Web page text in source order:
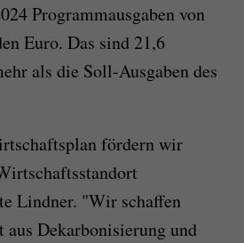
Programmausgaben von
Euro. Das sind 21,6
als die Soll-Ausgaben des
fördern wir
Lindner. "Wir schaffen
aus Dekarbonisierung und